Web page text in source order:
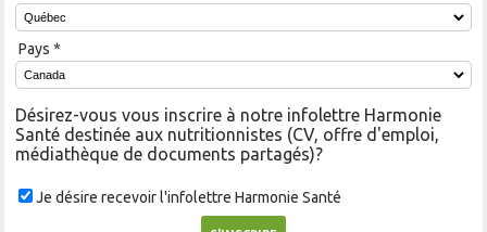
Pays *
Désirez-vous vous inscrire à notre infolettre Harmonie
Santé destinée aux nutritionnistes (CV, offre d'emploi,
médiathèque de documents partagés)?
Je désire recevoir l'infolettre Harmonie Santé